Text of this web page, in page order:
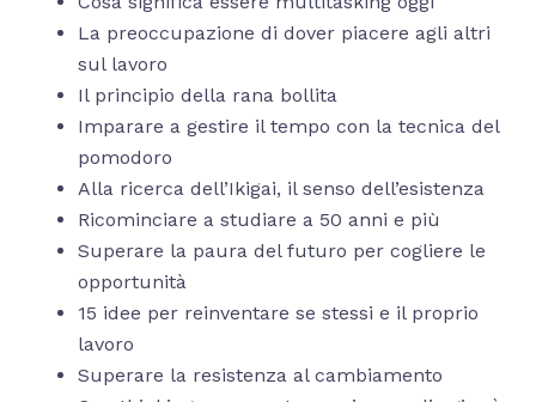
La preoccupazione di dover piacere agli altri
sul lavoro
Il principio della rana bollita
Imparare a gestire il tempo con la tecnica del
pomodoro
Alla ricerca dell’Ikigai, il senso dell’esistenza
Ricominciare a studiare a 50 anni e più
Superare la paura del futuro per cogliere le
opportunità
15 idee per reinventare se stessi e il proprio
lavoro
Superare la resistenza al cambiamento